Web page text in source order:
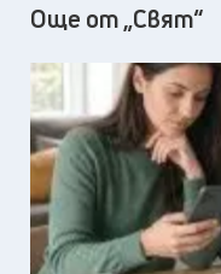
Още от „Свят“